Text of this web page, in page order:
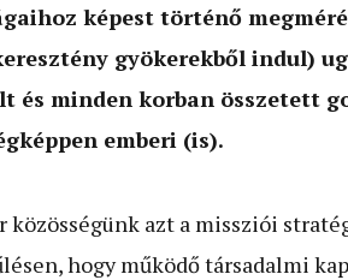
képest történő
gyökerekből indul)
és minden korban összetett
emberi (is).
közösségünk azt a missziói
hogy működő társadalmi